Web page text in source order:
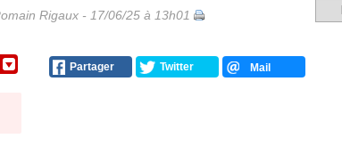
Rigaux - 17/06/25 à 13h01
Partager Twitter Mail